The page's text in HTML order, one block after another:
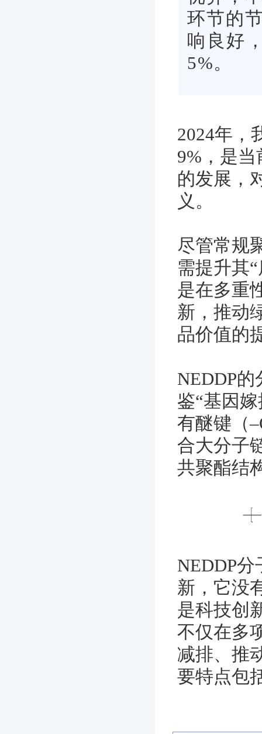
环节的
响良好
5%。
2024年，
9%，是
的发展，
义。
尽管常规
需提升其
是在多重
新，推动
品价值的
NEDDP
鉴“基因
有醚键（
合大分子
共聚酯结
NEDDP
新，它没
是科技创
不仅在多
减排、推
要特点包